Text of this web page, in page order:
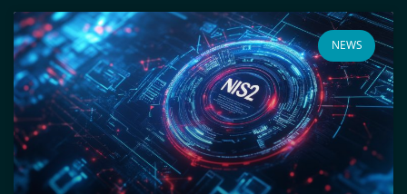
NEWS